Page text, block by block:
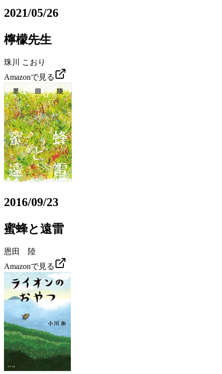
2021/05/26
檸檬先生
珠川 こおり
Amazonで見る
2016/09/23
蜜蜂と遠雷
恩田 陸
Amazonで見る